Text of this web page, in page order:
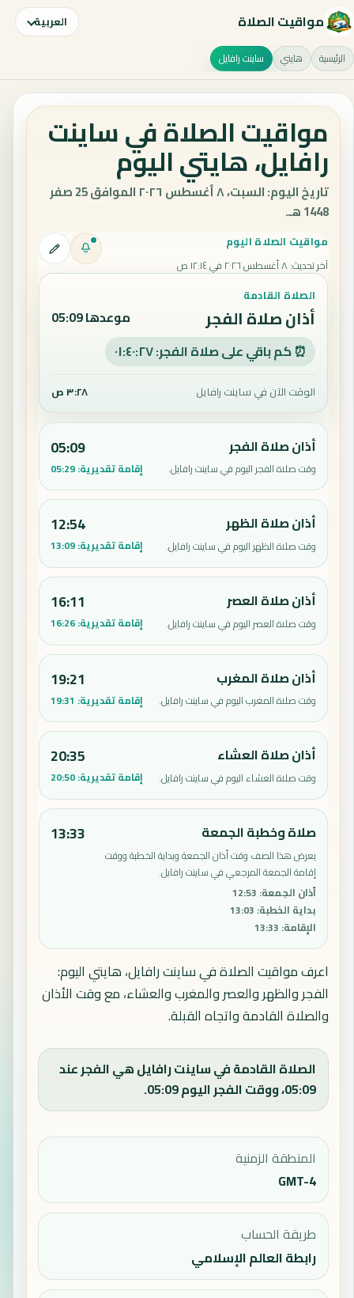
مواقيت الصلاة العربية
الرئيسية هايتي ساينت رافايل
مواقيت الصلاة في ساينت
رافايل، هايتي اليوم
تاريخ اليوم: السبت، ٨ أغسطس ٢٠٢٦ الموافق 25 صفر
1448 هـ.
مواقيت الصلاة اليوم
آخر تحديث:٨ أغسطس ٢٠٢٦ في ١٢:١٤ ص
الصلاة القادمة
أذان صلاة الفجر موعدها 05:09
⏰ كم باقي على صلاة الفجر: ٠١:٤٠:٢٦
الوقت الآن في ساينت رافايل ٣:٢٨ ص
أذان صلاة الفجر
وقت صلاة الفجر اليوم في ساينت رافايل.
05:09
إقامة تقديرية:05:29
أذان صلاة الظهر
وقت صلاة الظهر اليوم في ساينت رافايل.
12:54
إقامة تقديرية:13:09
أذان صلاة العصر
وقت صلاة العصر اليوم في ساينت رافايل.
16:11
إقامة تقديرية:16:26
أذان صلاة المغرب
وقت صلاة المغرب اليوم في ساينت رافايل.
19:21
إقامة تقديرية: 19:31
أذان صلاة العشاء
وقت صلاة العشاء اليوم في ساينت رافايل.
20:35
إقامة تقديرية:20:50
صلاة وخطبة الجمعة
يعرض هذا الصف وقت أذان الجمعة وبداية الخطبة ووقت
إقامة الجمعة المرجعي في ساينت رافايل.
أذان الجمعة:
12:53
بداية الخطبة:
13:03
الإقامة:
13:33
13:33
اعرف مواقيت الصلاة في ساينت رافايل، هايتي اليوم:
الفجر والظهر والعصر والمغرب والعشاء، مع وقت الأذان
والصلاة القادمة واتجاه القبلة.
الصلاة القادمة في ساينت رافايل هي الفجر عند
05:09، ووقت الفجر اليوم 05:09.
المنطقة الزمنية
GMT-4
طريقة الحساب
رابطة العالم الإسلامي